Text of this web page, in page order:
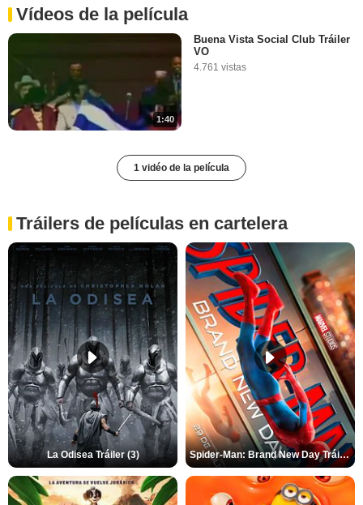
Vídeos de la película
1:40
Buena Vista Social Club Tráiler
VO
4.761 vistas
1 vidéo de la película
Tráilers de películas en cartelera
La Odisea Tráiler (3) Spider-Man: Brand New Day Tráiler (3)